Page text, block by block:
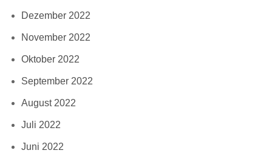
Dezember 2022
November 2022
Oktober 2022
September 2022
August 2022
Juli 2022
Juni 2022